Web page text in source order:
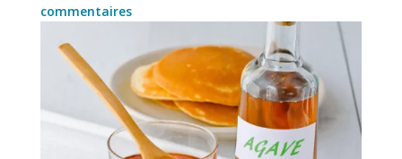
commentaires